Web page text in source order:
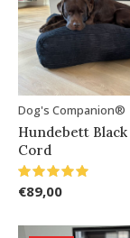
Dog's Companion®
Hundebett
Cord
€89,00